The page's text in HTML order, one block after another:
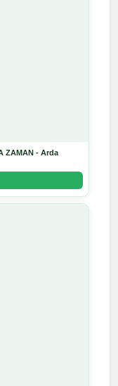
ZAMAN - Arda